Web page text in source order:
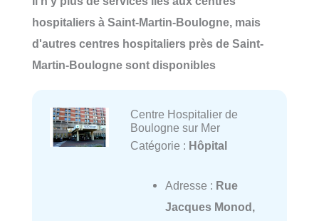
hospitaliers à Saint-Martin-Boulogne, mais
d'autres centres hospitaliers près de Saint-
Martin-Boulogne sont disponibles
Centre Hospitalier de
Boulogne sur Mer
Catégorie : Hôpital
Adresse : Rue
Jacques Monod,